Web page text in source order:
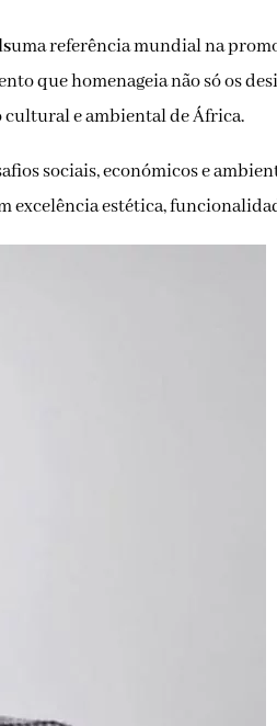
uma referência mundial na
que homenageia não só os
e ambiental de África.
sociais, económicos e
excelência estética,